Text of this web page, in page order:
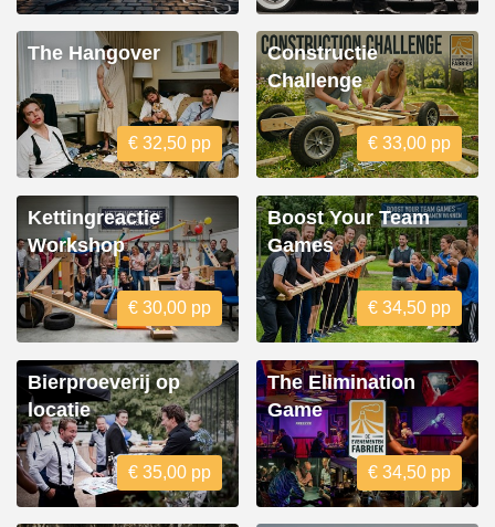
The Hangover
€ 32,50 pp
Constructie
Challenge
€ 33,00 pp
Kettingreactie
Workshop
€ 30,00 pp
Boost Your Team
Games
€ 34,50 pp
Bierproeverij op
locatie
€ 35,00 pp
The Elimination
Game
€ 34,50 pp